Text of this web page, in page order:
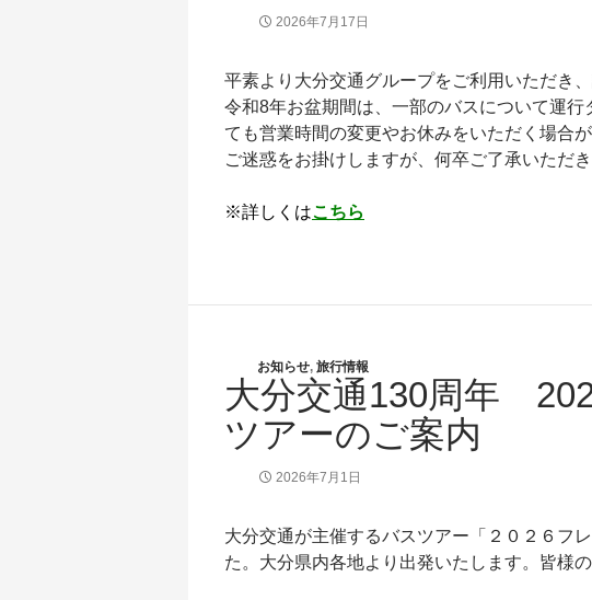
2026年7月17日
平素より大分交通グループをご利用いただき
令和8年お盆期間は、一部のバスについて運
ても営業時間の変更やお休みをいただく場合が
ご迷惑をお掛けしますが、何卒ご了承いただ
※詳しくはこちら
お知らせ, 旅行情報
大分交通130周年
ツアーのご案内
2026年7月1日
大分交通が主催するバスツアー「２０２６フ
た。大分県内各地より出発いたします。皆様